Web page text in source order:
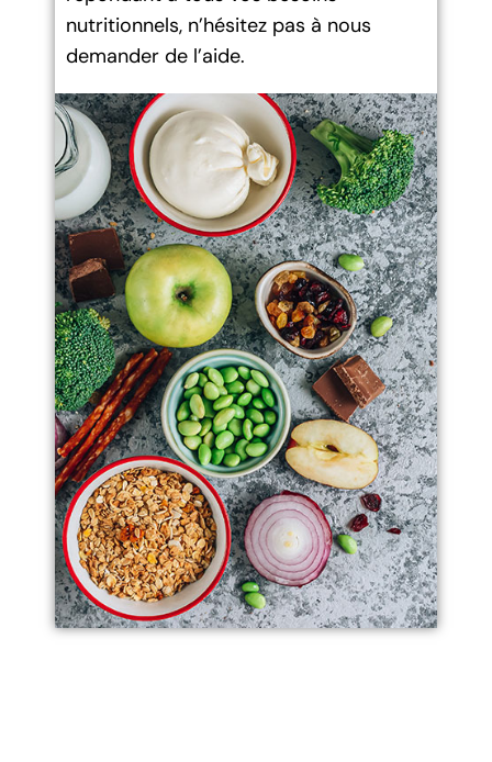
nutritionnels, n’hésitez pas à nous
demander de l’aide.